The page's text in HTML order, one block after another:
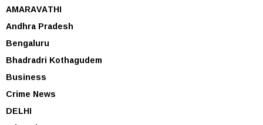
AMARAVATHI
Andhra Pradesh
Bengaluru
Bhadradri Kothagudem
Business
Crime News
DELHI